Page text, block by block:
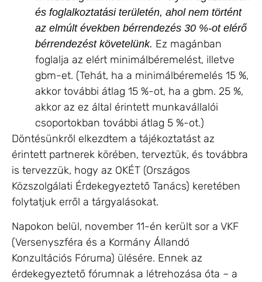
és foglalkoztatási területén, ahol nem történt
az elmúlt években bérrendezés 30 %-ot elérő
bérrendezést követelünk. Ez magánban
foglalja az elért minimálbéremelést, illetve
gbm-et. (Tehát, ha a minimálbéremelés 15 %,
akkor további átlag 15 %-ot, ha a gbm. 25 %,
akkor az ez által érintett munkavállalói
csoportokban további átlag 5 %-ot.)
Döntésünkről elkezdtem a tájékoztatást az
érintett partnerek körében, terveztük, és továbbra
is tervezzük, hogy az OKÉT (Országos
Közszolgálati Érdekegyeztető Tanács) keretében
folytatjuk erről a tárgyalásokat.
Napokon belül, november 11-én került sor a VKF
(Versenyszféra és a Kormány Állandó
Konzultációs Fóruma) ülésére. Ennek az
érdekegyeztető fórumnak a létrehozása óta – a